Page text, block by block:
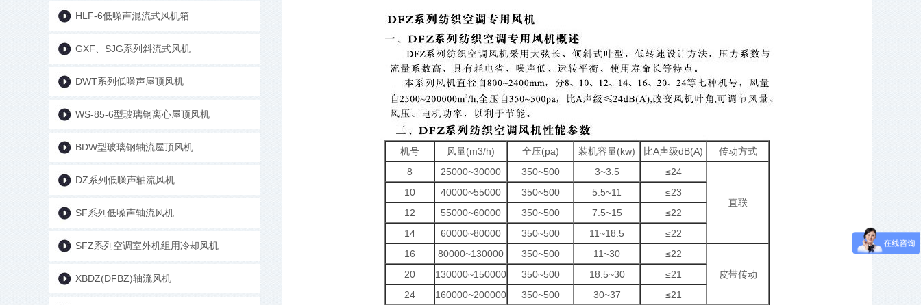
HLF-6低噪声混流式风机箱
GXF、SJG系列斜流式风机
DWT系列低噪声屋顶风机
WS-85-6型玻璃钢离心屋顶风机
BDW型玻璃钢轴流屋顶风机
DZ系列低噪声轴流风机
SF系列低噪声轴流风机
SFZ系列空调室外机组用冷却风机
XBDZ(DFBZ)轴流风机
机号 风量(m3/h) 全压(pa) 装机容量(kw) 比A声级dB(A)
传动方式
8
25000~30000 350~500 3~3.5 ≤24
直联
10 40000~55000 350~500 5.5~11
≤23
12
55000~60000 350~500 7.5~15
≤22
14
60000~80000 350~500 11~18.5
≤22
16
80000~130000 350~500 11~30
≤22
皮带传动
20 130000~150000 350~500 18.5~30
≤21
24
160000~200000 350~500 30~37
≤21